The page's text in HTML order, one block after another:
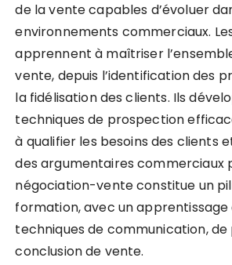
de la vente capables d’évoluer
environnements commerciaux.
apprennent à maîtriser
vente, depuis l’identification des
la fidélisation des clients. Ils
techniques de prospection
à qualifier les besoins des clients
des argumentaires commerciaux
négociation-vente constitue un
formation, avec un
techniques de communication,
conclusion de vente.